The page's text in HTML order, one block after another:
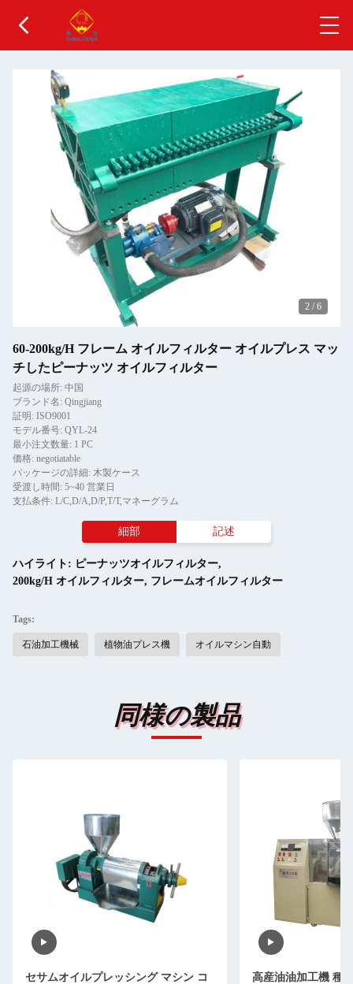
2 / 6
60-200kg/H フレーム オイルフィルター オイルプレス マッ
チしたピーナッツ オイルフィルター
起源の場所: 中国
ブランド名: Qingjiang
証明: ISO9001
モデル番号: QYL-24
最小注文数量: 1 PC
価格: negotiatable
パッケージの詳細: 木製ケース
受渡し時間: 5~40 営業日
支払条件: L/C,D/A,D/P,T/T,マネーグラム
細部 記述
ハイライト: ピーナッツオイルフィルター,
200kg/H オイルフィルター, フレームオイルフィルター
Tags:
石油加工機械 植物油プレス機 オイルマシン自動
同様の製品
セサムオイルプレッシング マシン コ
高産油油加工機 種